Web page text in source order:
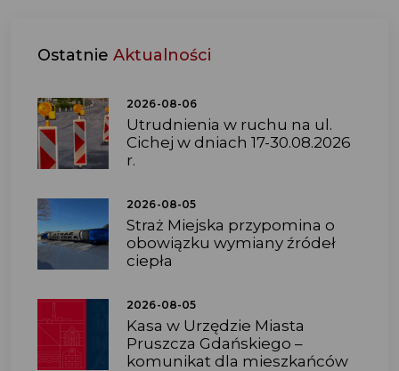
Ostatnie Aktualności
2026-08-06
Utrudnienia w ruchu na ul.
Cichej w dniach 17-30.08.2026
r.
2026-08-05
Straż Miejska przypomina o
obowiązku wymiany źródeł
ciepła
2026-08-05
Kasa w Urzędzie Miasta
Pruszcza Gdańskiego –
komunikat dla mieszkańców